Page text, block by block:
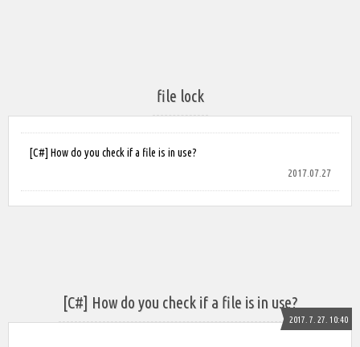
file lock
[C#] How do you check if a file is in use?
2017.07.27
[C#] How do you check if a file is in use?
2017. 7. 27. 10:40